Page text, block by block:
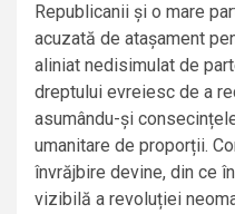
Republicanii și o mare
acuzată de atașament
aliniat nedisimulat de
dreptului evreiesc de a
asumându-și
umanitare de proporții.
învrăjbire devine, din ce
vizibilă a revoluției